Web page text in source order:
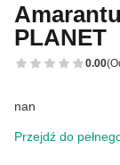
PLANET
0.00
nan
Przejdź do